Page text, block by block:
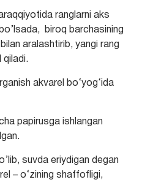
ranglarni aks
biroq barchasining
aralashtirib, yangi rang
qiladi.
akvarel bo‘yog‘ida
papirusga ishlangan
suvda eriydigan degan
– o‘zining shaffofligi,